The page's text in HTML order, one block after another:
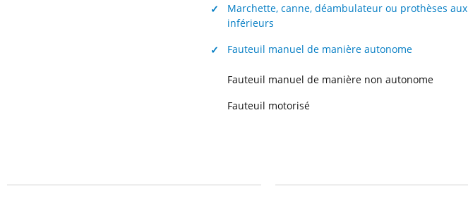
✓
Marchette, canne, déambulateur ou prothèses aux
inférieurs
✓
Fauteuil manuel de manière autonome
Fauteuil manuel de manière non autonome
Fauteuil motorisé